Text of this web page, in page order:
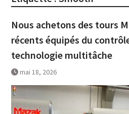
Nous achetons des tours
récents équipés du
technologie multitâche
mai 18, 2026